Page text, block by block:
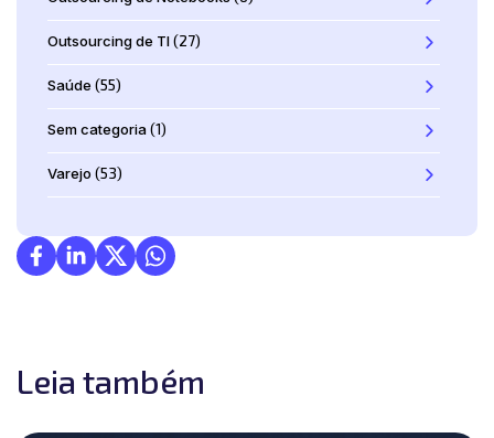
Outsourcing de TI(27)
Saúde (55)
Sem categoria(1)
Varejo (53)
Leia também